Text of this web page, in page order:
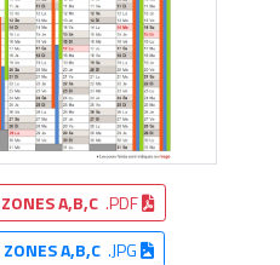
ZONES A,B,C .PDF
ZONES A,B,C.JPG